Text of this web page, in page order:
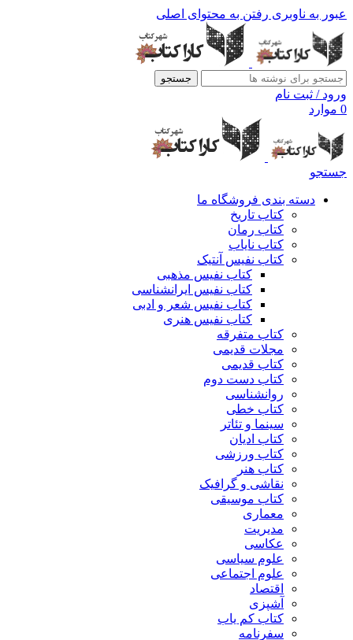
عبور به ناوبری رفتن به محتوای اصلی
جستجو
ورود / ثبت نام
0 موارد
جستجو
دسته بندی فروشگاه ما
کتاب تاریخ
کتاب رمان
کتاب نایاب
کتاب نفیس آنتیک
کتاب نفیس مذهبی
کتاب نفیس ایرانشناسی
کتاب نفیس شعر و ادبی
کتاب نفیس هنری
کتاب متفرقه
مجلات قدیمی
کتاب قدیمی
کتاب دست دوم
روانشناسی
کتاب خطی
سینما و تئاتر
کتاب ادیان
کتاب ورزشی
کتاب هنر
نقاشی و گرافیک
کتاب موسیقی
معماری
مدیریت
عکاسی
علوم سیاسی
علوم اجتماعی
اقتصاد
آشپزی
کتاب کم یاب
سفرنامه